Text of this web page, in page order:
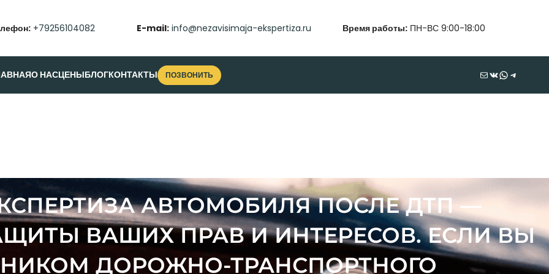
+79256104082 E-mail: info@nezavisimaja-ekspertiza.ru Время работы:ПН-ВС 9:00-18:00
О НАСЦЕНЫБЛОГКОНТАКТЫ ПОЗВОНИТЬ Почта ВКонтакте WhatsApp Telegram
АВТОМОБИЛЯ ПОСЛЕ ДТП —
ВАШИХ ПРАВ И ИНТЕРЕСОВ. ЕСЛИ ВЫ
ДОРОЖНО-ТРАНСПОРТНОГО